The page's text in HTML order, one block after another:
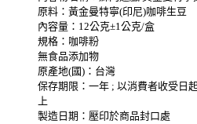
原料：黃金曼特寧(印尼)咖啡生豆
內容量：12公克±1公克/盒
規格：咖啡粉
無食品添加物
原產地(國)：台灣
保存期限：一年 ; 以消費者收受日
上
製造日期：壓印於商品封口處